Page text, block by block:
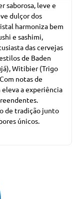
saborosa, leve e
dulçor dos
harmoniza bem
e sashimi,
das cervejas
de Baden
Witibier (Trigo
notas de
eleva a experiência
de tradição junto
únicos.